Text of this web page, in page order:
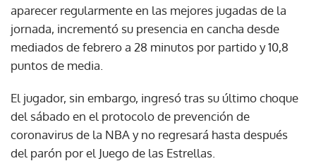
aparecer regularmente en las mejores jugadas de la
jornada, incrementó su presencia en cancha desde
mediados de febrero a 28 minutos por partido y 10,8
puntos de media.
El jugador, sin embargo, ingresó tras su último choque
del sábado en el protocolo de prevención de
coronavirus de la NBA y no regresará hasta después
del parón por el Juego de las Estrellas.